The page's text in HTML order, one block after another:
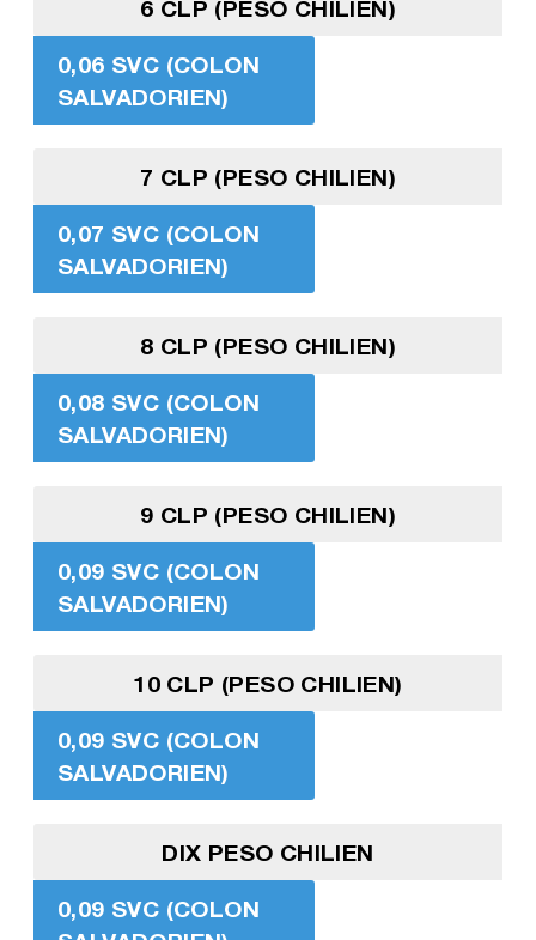
6 CLP (PESO CHILIEN)
0,06 SVC (COLON
SALVADORIEN)
7 CLP (PESO CHILIEN)
0,07 SVC (COLON
SALVADORIEN)
8 CLP (PESO CHILIEN)
0,08 SVC (COLON
SALVADORIEN)
9 CLP (PESO CHILIEN)
0,09 SVC (COLON
SALVADORIEN)
10 CLP (PESO CHILIEN)
0,09 SVC (COLON
SALVADORIEN)
DIX PESO CHILIEN
0,09 SVC (COLON